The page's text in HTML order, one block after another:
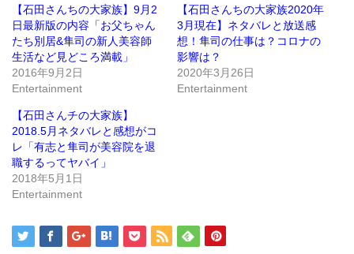
(新
し
い
ウ
ィ
ン
ド
ウ
で
開
ま
す)
ッ
ク
し
て
く
だ
さ
い
(新
し
ウ
ィ
ン
ド
ウ
で
開
き
ま
す)
【石田さんちの大家族】9月2
日最新版の内容「お父ちゃん
たち別居&隼司の新人美容師
生活など見どころ満載」
2016年9月2日
Entertainment
【石田さんちの大家族2020年
3月現在】ネタバレと放送感
想！隼司の仕事は？コロナの
影響は？
2020年3月26日
Entertainment
【石田さんチの大家族】
2018.5月ネタバレと感想がコ
レ「有志と隼司が美容院を退
職するってヤバイ」
2018年5月1日
Entertainment